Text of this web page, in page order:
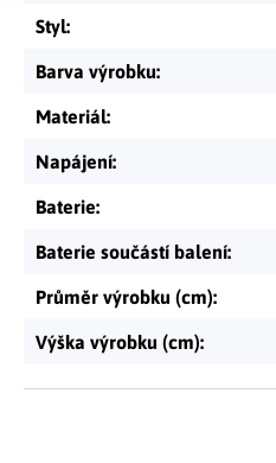
Styl:
Barva výrobku:
Materiál:
Napájení:
Baterie:
Baterie součástí balení:
Průměr výrobku (cm):
Výška výrobku (cm):